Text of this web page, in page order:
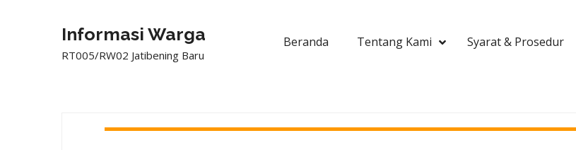
Informasi Warga
RT005/RW02 Jatibening Baru
Beranda Tentang Kami Syarat & Prosedur